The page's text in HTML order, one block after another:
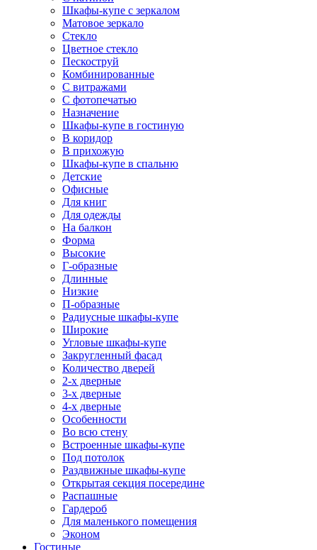
Шкафы-купе с зеркалом
Матовое зеркало
Стекло
Цветное стекло
Пескоструй
Комбинированные
С витражами
С фотопечатью
Назначение
Шкафы-купе в гостиную
В коридор
В прихожую
Шкафы-купе в спальню
Детские
Офисные
Для книг
Для одежды
На балкон
Форма
Высокие
Г-образные
Длинные
Низкие
П-образные
Радиусные шкафы-купе
Широкие
Угловые шкафы-купе
Закругленный фасад
Количество дверей
2-х дверные
3-х дверные
4-х дверные
Особенности
Во всю стену
Встроенные шкафы-купе
Под потолок
Раздвижные шкафы-купе
Открытая секция посередине
Распашные
Гардероб
Для маленького помещения
Эконом
Гостиные